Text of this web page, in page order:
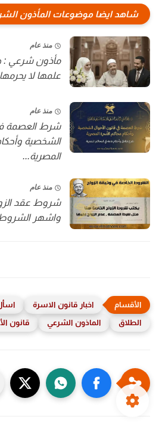
شاهد ايضا موضوعات المأذون
منذ عام
مأذون شرعي :
علمها لا
منذ عام
شرط العصمة
الشخصية
المصرية...
منذ عام
شروط عقد
واشهر
اخبار قانون الاسرة
الطلاق
الماذون الشرعي قانون